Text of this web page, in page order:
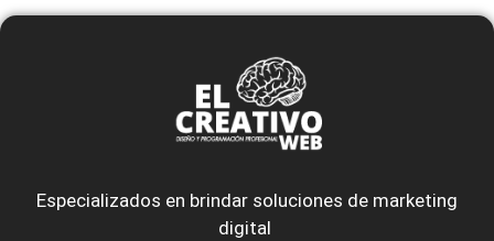
Especializados en brindar soluciones de marketing
digital